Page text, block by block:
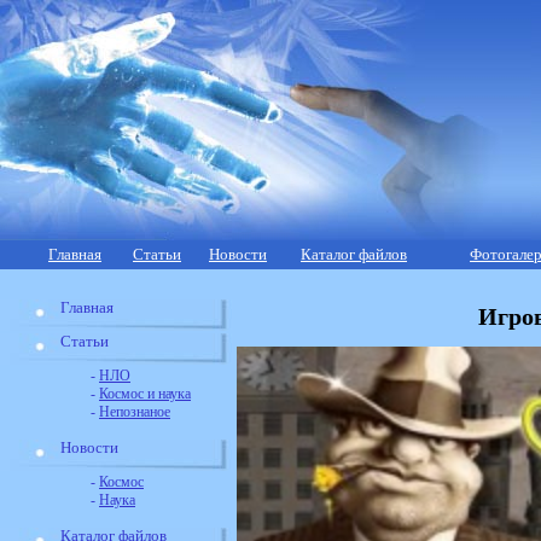
Главная Статьи Новости Каталог файлов
Главная
Статьи
- НЛО
- Космос и наука
- Непознаное
Новости
- Космос
- Наука
Каталог файлов